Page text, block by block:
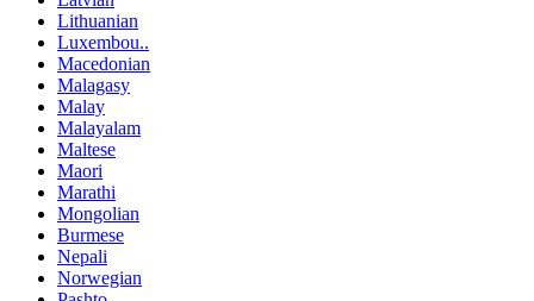
Lithuanian
Luxembou..
Macedonian
Malagasy
Malay
Malayalam
Maltese
Maori
Marathi
Mongolian
Burmese
Nepali
Norwegian